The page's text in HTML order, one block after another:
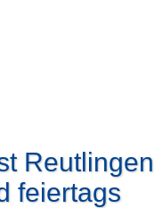
Reutlingen
feiertags